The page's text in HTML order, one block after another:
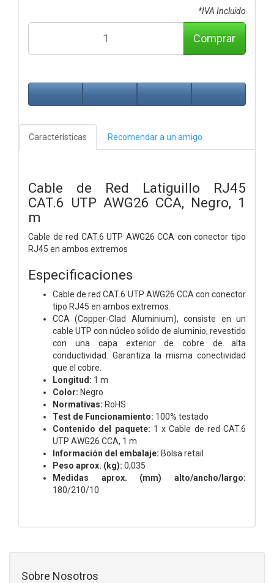
*IVA Incluido
Comprar
Características Recomendar a un amigo
Cable de Red Latiguillo RJ45
CAT.6 UTP AWG26 CCA, Negro, 1
m
Cable de red CAT.6 UTP AWG26 CCA con conector tipo
RJ45 en ambos extremos
Especificaciones
Cable de red CAT.6 UTP AWG26 CCA con conector
tipo RJ45 en ambos extremos.
CCA (Copper-Clad Aluminium), consiste en un
cable UTP con núcleo sólido de aluminio, revestido
con una capa exterior de cobre de alta
conductividad. Garantiza la misma conectividad
que el cobre.
Longitud: 1 m
Color: Negro
Normativas: RoHS
Test de Funcionamiento: 100% testado
Contenido del paquete: 1 x Cable de red CAT.6
UTP AWG26 CCA, 1 m
Información del embalaje: Bolsa retail
Peso aprox. (kg): 0,035
Medidas aprox. (mm) alto/ancho/largo:
180/210/10
Sobre Nosotros